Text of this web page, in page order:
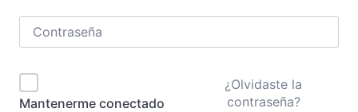
Mantenerme conectado
¿Olvidaste la
contraseña?